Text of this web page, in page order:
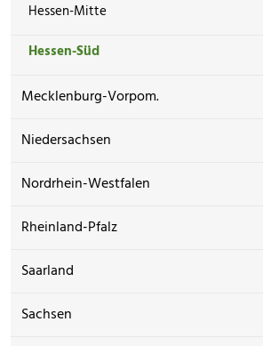
Hessen-Mitte
Hessen-Süd
Mecklenburg-Vorpom.
Niedersachsen
Nordrhein-Westfalen
Rheinland-Pfalz
Saarland
Sachsen